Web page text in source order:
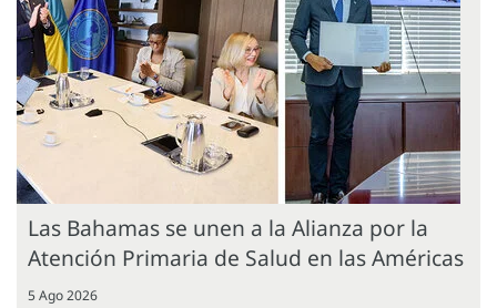
Las Bahamas se unen a la Alianza por la
Atención Primaria de Salud en las Américas
5 Ago 2026